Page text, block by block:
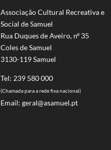
Associação Cultural Recreativa e
Social de Samuel
Rua Duques de Aveiro, nº 35
Coles de Samuel
3130-119 Samuel
Tel: 239 580 000
(Chamada para a rede fixa nacional)
Email: geral@asamuel.pt